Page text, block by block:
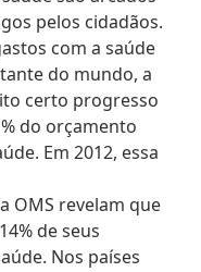
pelos cidadãos.
com a saúde
do mundo, a
certo progresso
do orçamento
Em 2012, essa
OMS revelam que
de seus
Nos países